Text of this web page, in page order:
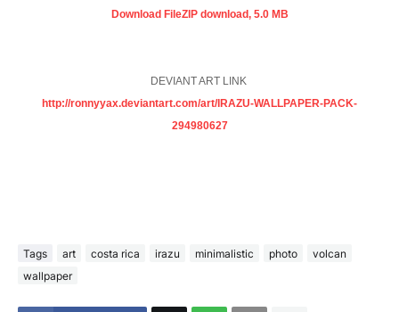
Download FileZIP download, 5.0 MB
DEVIANT ART LINK
http://ronnyyax.deviantart.com/art/IRAZU-WALLPAPER-PACK-
294980627
Tags art costa rica irazu minimalistic photo
volcan
wallpaper